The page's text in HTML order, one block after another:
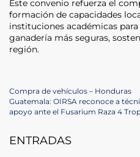
Este convenio refuerza el
formación de capacidades
instituciones académicas
ganadería más seguras,
región.
Post
navigation
Previous
Post
Compra de vehículos – Honduras
Next
Post
Guatemala: OIRSA reconoce a
apoyo ante el Fusarium Raza 4
ENTRADAS